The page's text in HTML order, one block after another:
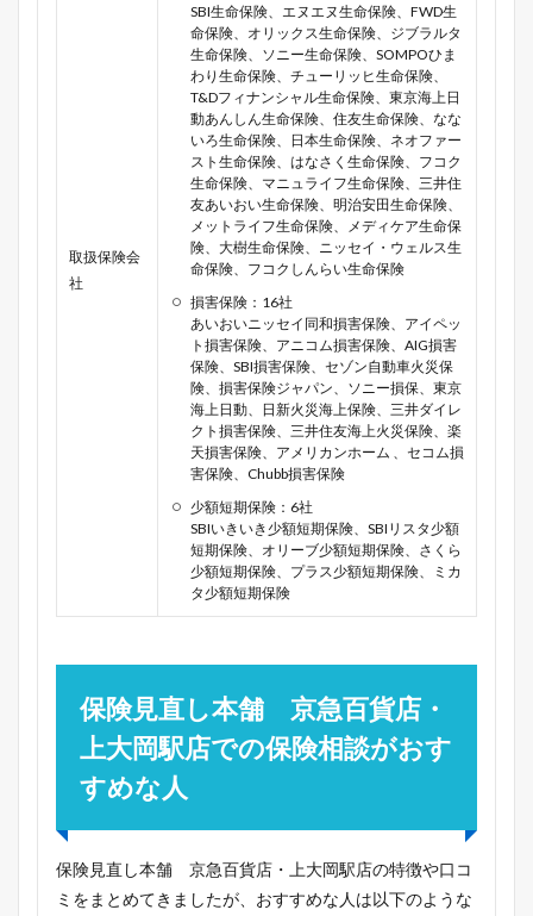
取扱保険会
社
SBI生命保険、エヌエヌ生命保険、FWD生
命保険、オリックス生命保険、ジブラルタ
生命保険、ソニー生命保険、SOMPOひま
わり生命保険、チューリッヒ生命保険、
T&Dフィナンシャル生命保険、東京海上日
動あんしん生命保険、住友生命保険、なな
いろ生命保険、日本生命保険、ネオファー
スト生命保険、はなさく生命保険、フコク
生命保険、マニュライフ生命保険、三井住
友あいおい生命保険、明治安田生命保険、
メットライフ生命保険、メディケア生命保
険、大樹生命保険、ニッセイ・ウェルス生
命保険、フコクしんらい生命保険
損害保険：16社
あいおいニッセイ同和損害保険、アイペッ
ト損害保険、アニコム損害保険、AIG損害
保険、SBI損害保険、セゾン自動車火災保
険、損害保険ジャパン、ソニー損保、東京
海上日動、日新火災海上保険、三井ダイレ
クト損害保険、三井住友海上火災保険、楽
天損害保険、アメリカンホーム 、セコム損
害保険、Chubb損害保険
少額短期保険：6社
SBIいきいき少額短期保険、SBIリスタ少額
短期保険、オリーブ少額短期保険、さくら
少額短期保険、プラス少額短期保険、ミカ
タ少額短期保険
保険見直し本舗 京急百貨店・
上大岡駅店での保険相談がおす
すめな人
保険見直し本舗 京急百貨店・上大岡駅店の特徴や口コ
ミをまとめてきましたが、おすすめな人は以下のような